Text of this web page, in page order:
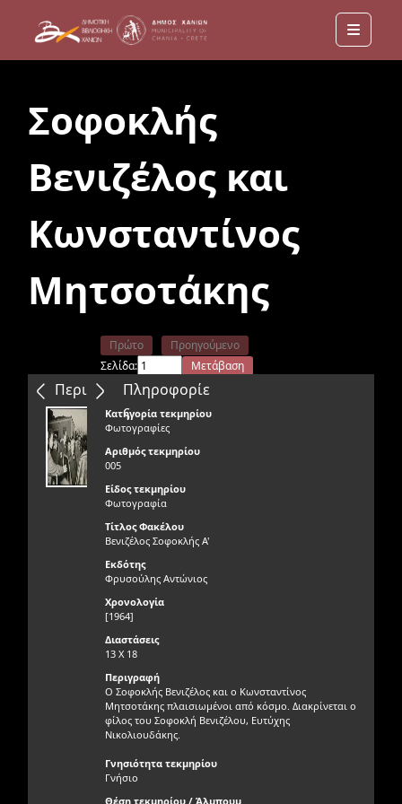
Menu
Σοφοκλής
Βενιζέλος και
Κωνσταντίνος
Μητσοτάκης
Περιεχόμενα
Πρώτο
Προηγούμενο
Σελίδα:
Μετάβαση
Επόμενο
Τελευταίο
Πληροφορίε
ς
Κατηγορία τεκμηρίου
Φωτογραφίες
Αριθμός τεκμηρίου
005
Είδος τεκμηρίου
Φωτογραφία
Τίτλος Φακέλου
Βενιζέλος Σοφοκλής Α'
Εκδότης
Φρυσούλης Αντώνιος
Χρονολογία
[1964]
Διαστάσεις
13 Χ 18
Περιγραφή
Ο Σοφοκλής Βενιζέλος και ο Κωνσταντίνος
Μητσοτάκης πλαισιωμένοι από κόσμο. Διακρίνεται ο
φίλος του Σοφοκλή Βενιζέλου, Ευτύχης
Νικολιουδάκης.
Γνησιότητα τεκμηρίου
Γνήσιο
Θέση τεκμηρίου / Άλμπουμ